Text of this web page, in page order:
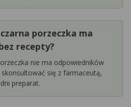
porzeczka ma
recepty?
nie ma odpowiedników
się z farmaceutą,
preparat.